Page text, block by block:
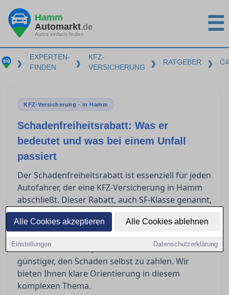
Alle Cookies akzeptieren Alle Cookies ablehnen
Einstellungen Datenschutzerklärung
Hamm
Automarkt.de
Autos einfach finden ☰
❯
EXPERTEN-
FINDEN
❯
KFZ-
VERSICHERUNG
❯ RATGEBER ❯
KFZ-Versicherung · in Hamm
Schadenfreiheitsrabatt: Was er
bedeutet und was bei einem Unfall
passiert
Der Schadenfreiheitsrabatt ist essenziell für jeden
Autofahrer, der eine KFZ-Versicherung in Hamm
abschließt. Dieser Rabatt, auch SF-Klasse genannt,
kann erhebliche Einsparungen bei der
Versicherungsprämie bedeuten. Doch was
kann teuer werden, und manchmal ist es
günstiger, den Schaden selbst zu zahlen. Wir
bieten Ihnen klare Orientierung in diesem
komplexen Thema.